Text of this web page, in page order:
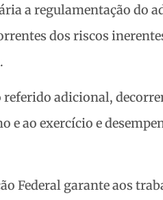
a regulamentação do
dos riscos
referido adicional,
e ao exercício e
Federal garante aos